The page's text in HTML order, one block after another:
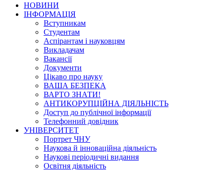
НОВИНИ
ІНФОРМАЦІЯ
Вступникам
Студентам
Аспірантам і науковцям
Викладачам
Вакансії
Документи
Цікаво про науку
ВАША БЕЗПЕКА
ВАРТО ЗНАТИ!
АНТИКОРУПЦІЙНА ДІЯЛЬНІСТЬ
Доступ до публічної інформації
Телефонний довідник
УНІВЕРСИТЕТ
Портрет ЧНУ
Наукова й інноваційна діяльність
Наукові періодичні видання
Освітня діяльність